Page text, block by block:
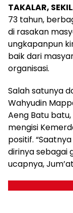
TAKALAR,
73 tahun,
di rasakan
ungkapanpun
baik dari
organisasi.
Salah satunya
Wahyudin
Aeng Batu
mengisi
positif.
dirinya sebagai
ucapnya,